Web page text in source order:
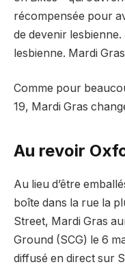
récompensée pour
de devenir lesbienne.
lesbienne. Mardi
Comme pour
19, Mardi Gras
Au revoir
Au lieu d’être
boîte dans la rue la
Street, Mardi Gras
Ground (SCG) le 6
diffusé en direct sur